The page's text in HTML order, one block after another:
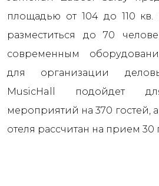
площадью от 104 до 110 кв.
разместиться до 70
современным
для организации
MusicHall подойдет
мероприятий на 370 гостей,
отеля рассчитан на прием 30